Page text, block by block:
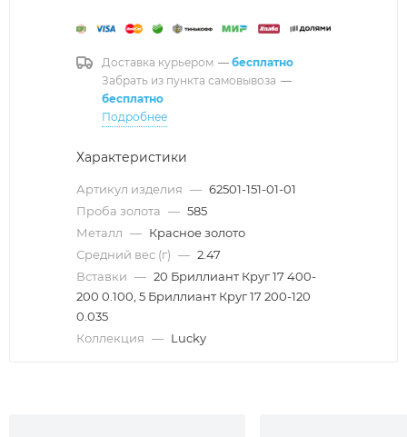
Доставка курьером — бесплатно
Забрать из пункта самовывоза —
бесплатно
Подробнее
Характеристики
Артикул изделия — 62501-151-01-01
Проба золота — 585
Металл — Красное золото
Средний вес (г) — 2.47
Вставки — 20 Бриллиант Круг 17 400-
200 0.100, 5 Бриллиант Круг 17 200-120
0.035
Коллекция — Lucky